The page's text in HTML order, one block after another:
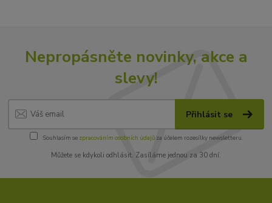
Nepropásněte novinky, akce a
slevy!
Přihlásit se
Souhlasím se zpracováním osobních údajůza účelem rozesílky newsletteru.
Můžete se kdykoli odhlásit. Zasíláme jednou za 30 dní.